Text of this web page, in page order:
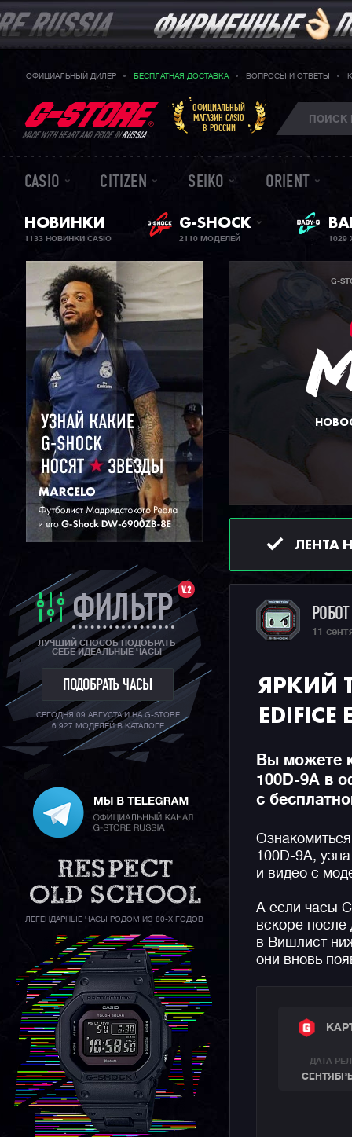
ОФИЦИАЛЬНЫЙ ДИЛЕР БЕСПЛАТНАЯ ДОСТАВКА ВОПРОСЫ И ОТВЕТЫ
MADE WITH HEART AND PRIDE INRUSSIA
ОФИЦИАЛЬНЫЙ
МАГАЗИН CASIO
В РОССИИ
CASIO CITIZEN SEIKO ORIENT
НОВИНКИ
1133 НОВИНКИ CASIO
G-SHOCK
2110 МОДЕЛЕЙ 1029
V.2
ФИЛЬТР
ЛУЧШИЙ СПОСОБ ПОДОБРАТЬ
СЕБЕ ИДЕАЛЬНЫЕ ЧАСЫ
ПОДОБРАТЬ ЧАСЫ
СЕГОДНЯ 09 АВГУСТА И НА G-STORE
6 927 МОДЕЛЕЙ В КАТАЛОГЕ
ЛЕГЕНДАРНЫЕ ЧАСЫ РОДОМ ИЗ 80-Х ГОДОВ
G-
ЛЕНТА
11
ЯРКИЙ
Вы можете
100D-9A в
с
100D-9A,
и видео с
А если часы
вскоре после
в Вишлист
они вновь
ДАТА